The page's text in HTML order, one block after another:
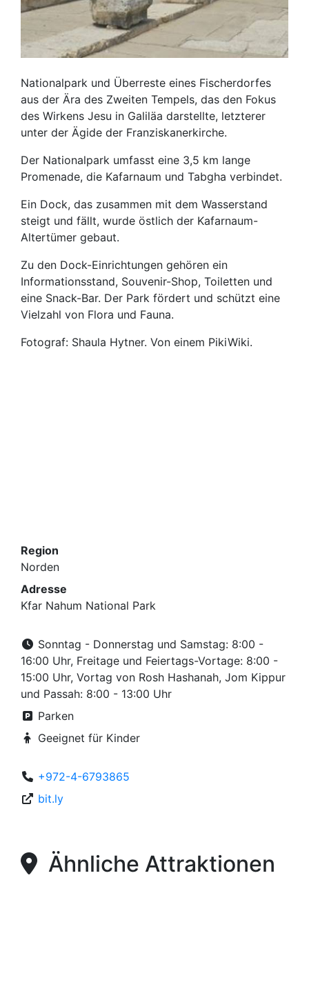
Nationalpark und Überreste eines Fischerdorfes
aus der Ära des Zweiten Tempels, das den Fokus
des Wirkens Jesu in Galiläa darstellte, letzterer
unter der Ägide der Franziskanerkirche.
Der Nationalpark umfasst eine 3,5 km lange
Promenade, die Kafarnaum und Tabgha verbindet.
Ein Dock, das zusammen mit dem Wasserstand
steigt und fällt, wurde östlich der Kafarnaum-
Altertümer gebaut.
Zu den Dock-Einrichtungen gehören ein
Informationsstand, Souvenir-Shop, Toiletten und
eine Snack-Bar. Der Park fördert und schützt eine
Vielzahl von Flora und Fauna.
Fotograf: Shaula Hytner. Von einem PikiWiki.
Region
Norden
Adresse
Kfar Nahum National Park
Sonntag - Donnerstag und Samstag: 8:00 -
16:00 Uhr, Freitage und Feiertags-Vortage: 8:00 -
15:00 Uhr, Vortag von Rosh Hashanah, Jom Kippur
und Passah: 8:00 - 13:00 Uhr
Parken
Geeignet für Kinder
+972-4-6793865
bit.ly
Ähnliche Attraktionen